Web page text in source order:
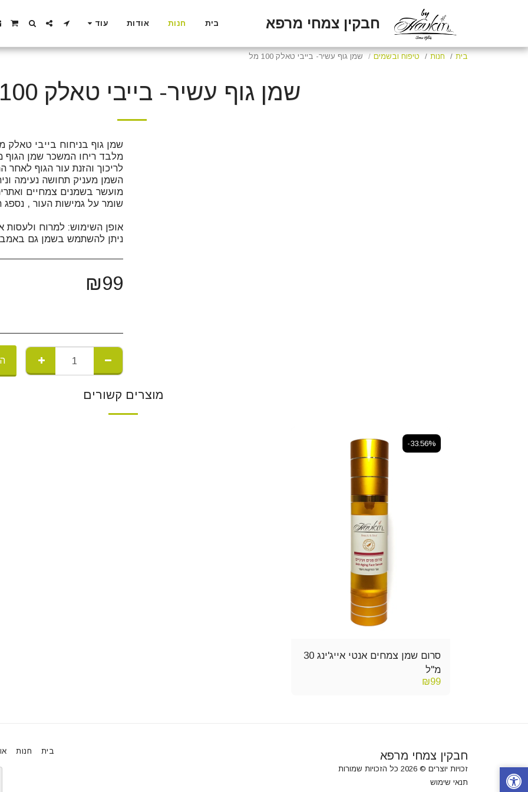
חבקין צמחי מרפא בית חנות אודות עוד
בית חנות טיפוח ובשמים שמן גוף עשיר- בייבי טאלק 100 מל
שמן גוף עשיר- בייבי טאלק 100 מל
ניתן להשתמש בשמן גם
₪99
מוצרים קשורים
-33.56%
סרום שמן צמחים אנטי אייג'ינג 30
מ"ל
₪99
חבקין צמחי מרפא
זכויות יוצרים © 2026 כל הזכויות שמורות
תנאי שימוש
בית חנות